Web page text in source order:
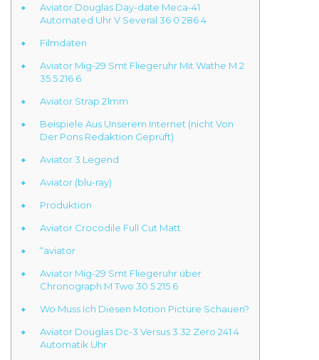
Aviator Douglas Day-date Meca-41
Automated Uhr V Several 36 0 286 4
Filmdaten
Aviator Mig-29 Smt Fliegeruhr Mit Wathe M 2
35 5 216 6
Aviator Strap 21mm
Beispiele Aus Unserem Internet (nicht Von
Der Pons Redaktion Geprüft)
Aviator 3 Legend
Aviator (blu-ray)
Produktion
Aviator Crocodile Full Cut Matt
“aviator
Aviator Mig-29 Smt Fliegeruhr über
Chronograph M Two 30 5 215 6
Wo Muss Ich Diesen Motion Picture Schauen?
Aviator Douglas Dc-3 Versus 3 32 Zero 241 4
Automatik Uhr